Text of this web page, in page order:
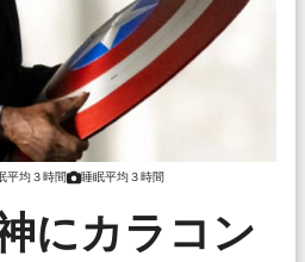
平均３時間 睡眠平均３時間
にカラコン